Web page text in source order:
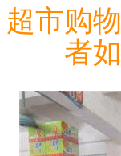
超市购
者